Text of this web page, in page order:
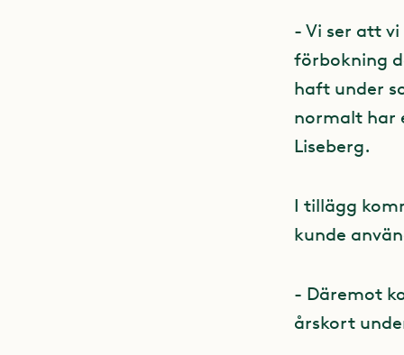
- Vi ser att
förbokning
haft under
normalt har
Liseberg.
I tillägg
kunde
- Däremot
årskort